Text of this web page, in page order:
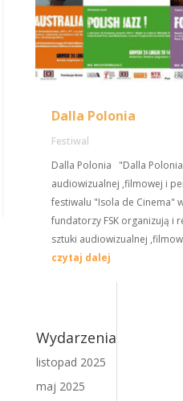
Dalla Polonia
Festiwal
Dalla Polonia "Dalla
audiowizualnej ,filmowej i
festiwalu "Isola de Cinema"
fundatorzy FSK organizują i
sztuki audiowizualnej
czytaj dalej
Wydarzenia
listopad 2025
maj 2025